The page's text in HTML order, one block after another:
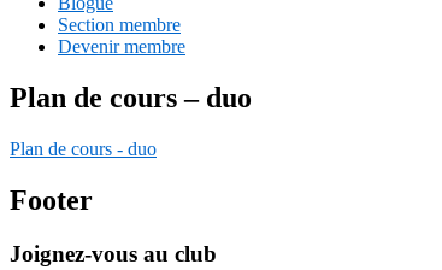
Section membre
Devenir membre
Plan de cours – duo
Plan de cours - duo
Footer
Joignez-vous au club